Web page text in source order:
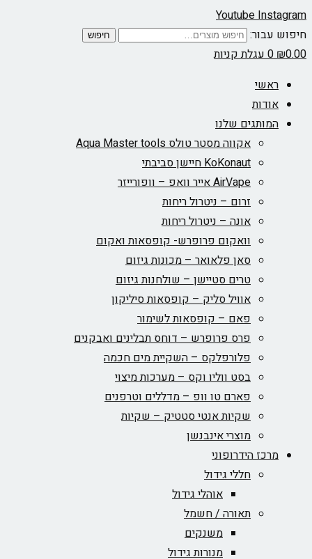
YoutubeInstagram
חיפוש עבור:
חיפוש
₪0.00
0עגלת קניות
ראשי
אודות
המותגים שלנו
אקווה מסטר טולס Aqua Master tools
KoKonaut חיישן סביבתי
AirVape אייר וואפ – וופורייזר
זרום – ניטרול ריחות
אונה – ניטרול ריחות
וואקום פרופרש- קופסאות ואקום
סאן פלאואר – מכונות גיזום
טרים סטיישן – שולחנות גיזום
אוויל סליק – קופסאות סיליקון
פאם – קופסאות לשימור
פרס פרופרש – דוחס תבלינים ואבקנים
פלורפלקס – השקיית מים חכמה
בסט ווליו וקס – מערכות מיצוי
פארם טו וופ – מדללים וטרפנים
שקיות אנטי סטטיק – שקיות
מוצרי אינבנשן
מרכז הידרופוני
חללי גידול
אוהלי גידול
תאורה / חשמל
משנקים
מנורות גידול